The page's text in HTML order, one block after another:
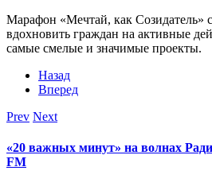
Марафон «Мечтай, как Созидатель»
вдохновить граждан на активные
самые смелые и значимые проекты.
Назад
Вперед
Prev Next
«20 важных минут» на волнах
FM